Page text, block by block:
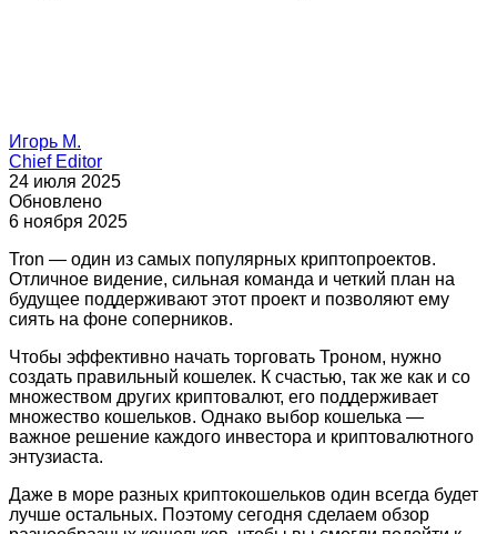
Игорь М.
Chief Editor
24 июля 2025
Обновлено
6 ноября 2025
Tron — один из самых популярных криптопроектов.
Отличное видение, сильная команда и четкий план на
будущее поддерживают этот проект и позволяют ему
сиять на фоне соперников.
Чтобы эффективно начать торговать Троном, нужно
создать правильный кошелек. К счастью, так же как и со
множеством других криптовалют, его поддерживает
множество кошельков. Однако выбор кошелька —
важное решение каждого инвестора и криптовалютного
энтузиаста.
Даже в море разных криптокошельков один всегда будет
лучше остальных. Поэтому сегодня сделаем обзор